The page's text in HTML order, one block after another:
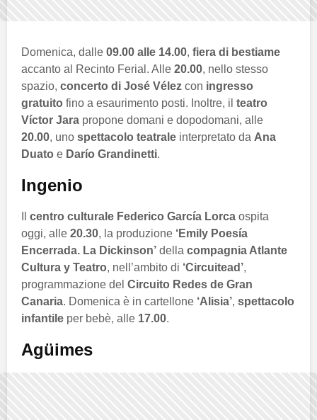
Domenica, dalle 09.00 alle 14.00, fiera di bestiame
accanto al Recinto Ferial. Alle 20.00, nello stesso
spazio, concerto di José Vélez con ingresso
gratuito fino a esaurimento posti. Inoltre, il teatro
Víctor Jara propone domani e dopodomani, alle
20.00, uno spettacolo teatrale interpretato da Ana
Duato e Darío Grandinetti.
Ingenio
centro culturale Federico García Lorca ospita
oggi, alle 20.30, la produzione ‘Emily Poesía
Encerrada. La Dickinson’ della compagnia Atlante
Cultura y Teatro, nell’ambito di ‘Circuitead’,
programmazione del Circuito Redes de Gran
Canaria. Domenica è in cartellone ‘Alisia’, spettacolo
infantile per bebè, alle 17.00.
Agüimes